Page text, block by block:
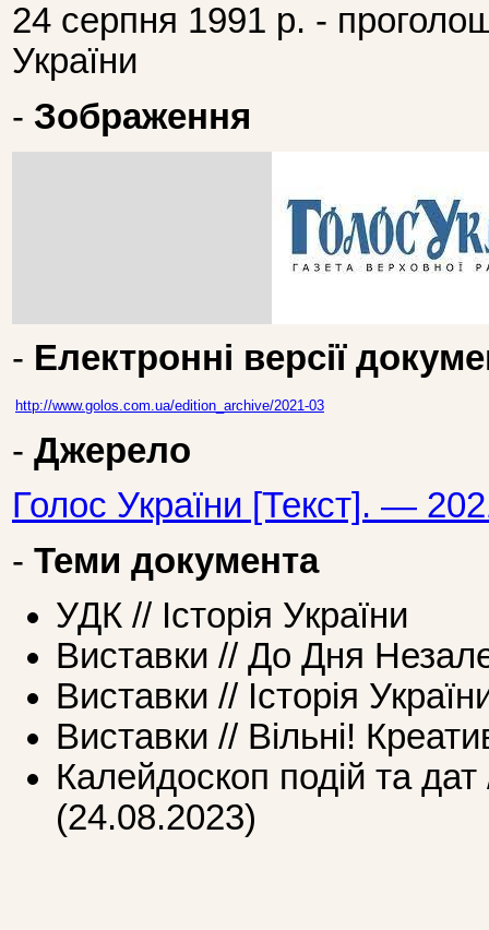
24 серпня 1991 р. -
України
- Зображення
- Електронні версії
http://www.golos.com.ua/edition_archive/2021-03
- Джерело
Голос України [Текст]. —
- Теми документа
УДК // Історія України
Виставки // До Дня
Виставки // Історія
Виставки // Вільні!
Калейдоскоп подій та
(24.08.2023)